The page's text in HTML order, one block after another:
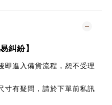
糾紛】
即進入備貨流程，恕不受理
寸有疑問，請於下單前私訊